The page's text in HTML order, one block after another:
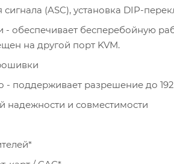
(ASC), установка DIP-
обеспечивает бесперебойную
на другой порт KVM.
- поддерживает разрешение до
надежности и совместимости